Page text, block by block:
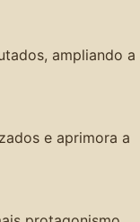
ampliando a
e aprimora a